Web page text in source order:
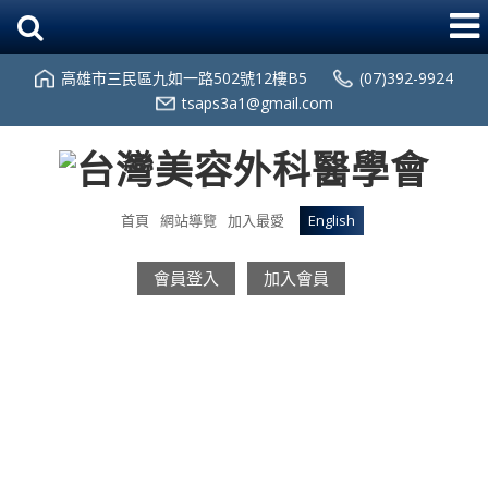
高雄市三民區九如一路502號12樓B5
(07)392-9924
tsaps3a1@gmail.com
首頁 網站導覽 加入最愛 English
會員登入 加入會員